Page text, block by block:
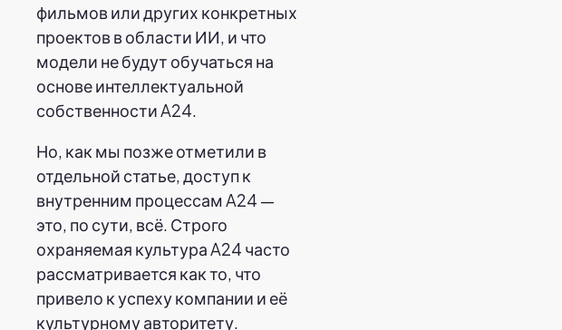
фильмов или других конкретных
проектов в области ИИ, и что
модели не будут обучаться на
основе интеллектуальной
собственности A24.
Но, как мы позже отметили в
отдельной статье, доступ к
внутренним процессам A24 —
это, по сути, всё. Строго
охраняемая культура A24 часто
рассматривается как то, что
привело к успеху компании и её
культурному авторитету.